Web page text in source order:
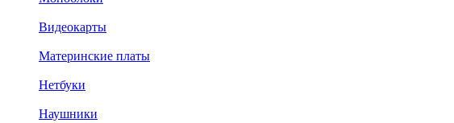
Видеокарты
Материнские платы
Нетбуки
Наушники